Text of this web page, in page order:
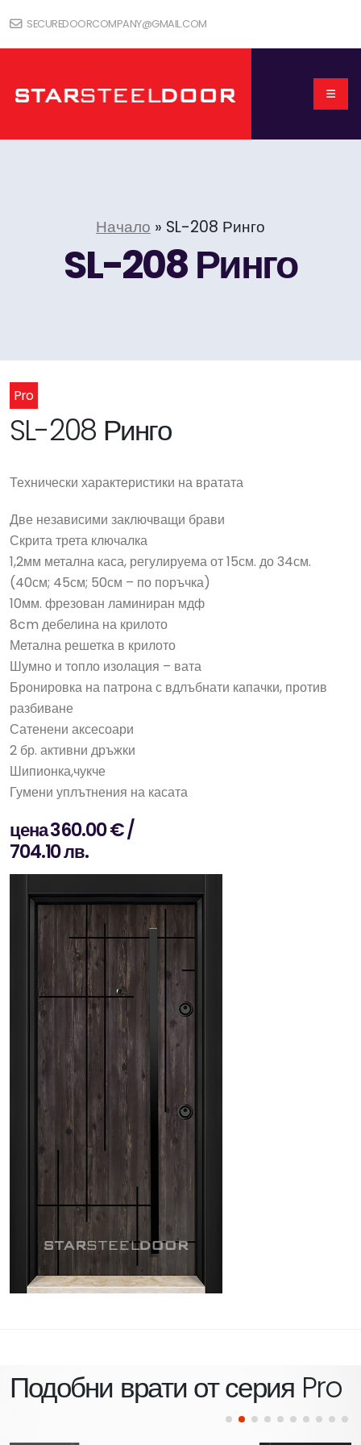
SECUREDOORCOMPANY@GMAIL.COM
Начало » SL-208 Ринго
SL-208 Ринго
Pro
SL-208 Ринго
Технически характеристики на вратата
Две независими заключващи брави
Скрита трета ключалка
1,2мм метална каса, регулируема от 15см. до 34см.
(40см; 45см; 50см – по поръчка)
10мм. фрезован ламиниран мдф
8cm дебелина на крилото
Метална решетка в крилото
Шумно и топло изолация – вата
Бронировка на патрона с вдлъбнати капачки, против
разбиване
Сатенени аксесоари
2 бр. активни дръжки
Шипионка,чукче
Гумени уплътнения на касата
цена 360.00 € /
704.10 лв.
Подобни врати от серия Pro